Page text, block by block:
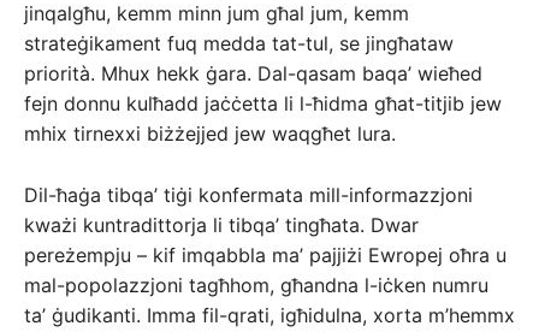
jinqalgħu, kemm minn jum għal jum, kemm
strateġikament fuq medda tat-tul, se jingħataw
priorità. Mhux hekk ġara. Dal-qasam baqa’ wieħed
fejn donnu kulħadd jaċċetta li l-ħidma għat-titjib jew
mhix tirnexxi biżżejjed jew waqgħet lura.
Dil-ħaġa tibqa’ tiġi konfermata mill-informazzjoni
kważi kuntradittorja li tibqa’ tingħata. Dwar
pereżempju – kif imqabbla ma’ pajjiżi Ewropej oħra u
mal-popolazzjoni tagħhom, għandna l-iċken numru
ta’ ġudikanti. Imma fil-qrati, igħidulna, xorta m’hemmx